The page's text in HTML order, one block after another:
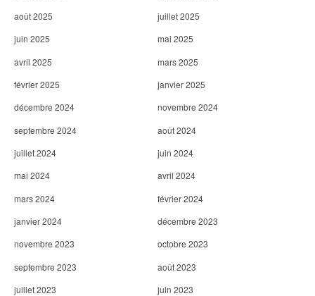
août 2025
juillet 2025
juin 2025
mai 2025
avril 2025
mars 2025
février 2025
janvier 2025
décembre 2024
novembre 2024
septembre 2024
août 2024
juillet 2024
juin 2024
mai 2024
avril 2024
mars 2024
février 2024
janvier 2024
décembre 2023
novembre 2023
octobre 2023
septembre 2023
août 2023
juillet 2023
juin 2023